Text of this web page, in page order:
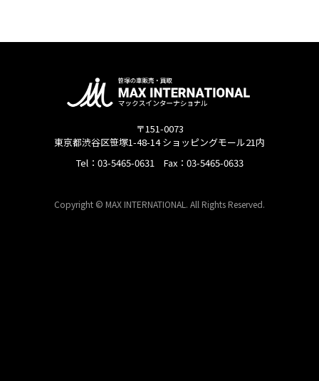
〒151-0073
東京都渋谷区笹塚1-48-14 ショッピングモール21内
Tel：03-5465-0631 Fax：03-5465-0633
Copyright © MAX INTERNATIONAL. All Rights Reserved.